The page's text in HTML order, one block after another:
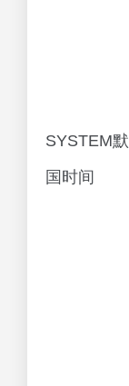
SYSTEM
国时间